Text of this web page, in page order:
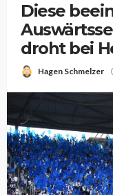
Diese
droht bei
Hagen Schmelzer